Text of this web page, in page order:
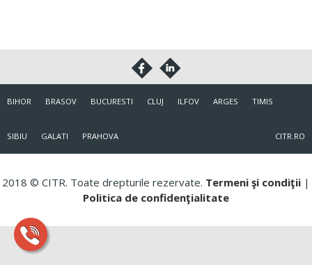
BIHOR BRASOV BUCURESTI CLUJ ILFOV ARGES TIMIS
SIBIU GALATI PRAHOVA CITR.RO
2018 © CITR. Toate drepturile rezervate. Termeni şi condiţii |
Politica de confidenţialitate